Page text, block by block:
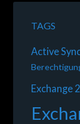
TAGS
Active
Exchange